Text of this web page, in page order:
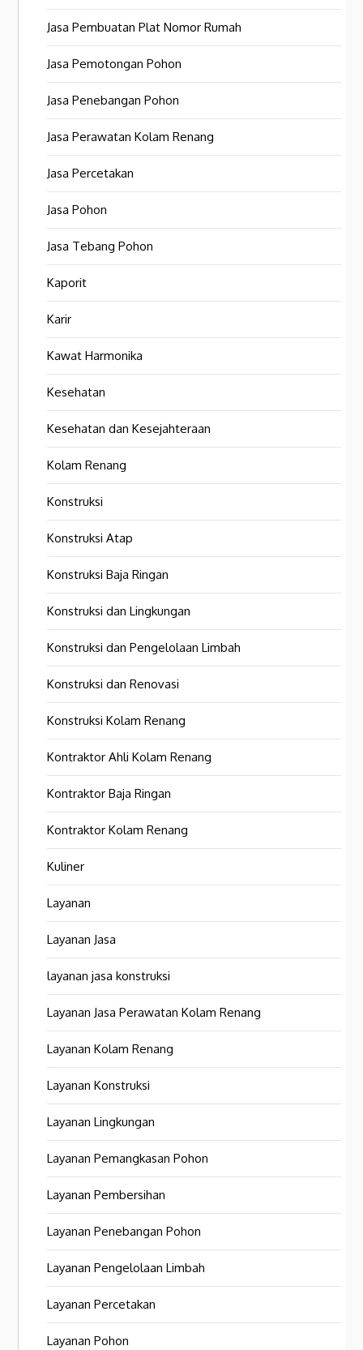
Jasa Pembuatan Plat Nomor Rumah
Jasa Pemotongan Pohon
Jasa Penebangan Pohon
Jasa Perawatan Kolam Renang
Jasa Percetakan
Jasa Pohon
Jasa Tebang Pohon
Kaporit
Karir
Kawat Harmonika
Kesehatan
Kesehatan dan Kesejahteraan
Kolam Renang
Konstruksi
Konstruksi Atap
Konstruksi Baja Ringan
Konstruksi dan Lingkungan
Konstruksi dan Pengelolaan Limbah
Konstruksi dan Renovasi
Konstruksi Kolam Renang
Kontraktor Ahli Kolam Renang
Kontraktor Baja Ringan
Kontraktor Kolam Renang
Kuliner
Layanan
Layanan Jasa
layanan jasa konstruksi
Layanan Jasa Perawatan Kolam Renang
Layanan Kolam Renang
Layanan Konstruksi
Layanan Lingkungan
Layanan Pemangkasan Pohon
Layanan Pembersihan
Layanan Penebangan Pohon
Layanan Pengelolaan Limbah
Layanan Percetakan
Layanan Pohon